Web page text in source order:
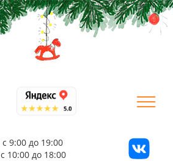
с 9:00 до 19:00
с 10:00 до 18:00